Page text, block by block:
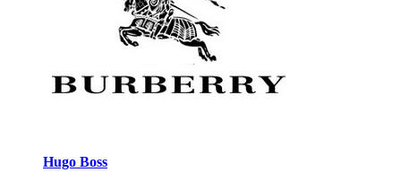
Hugo Boss